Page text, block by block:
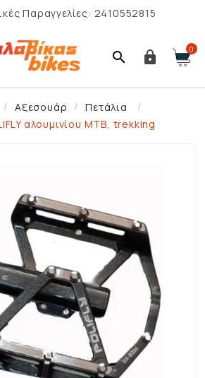
Παραγγελίες: 2410552815
  0
Αξεσουάρ
Πετάλια
αλουμινίου ΜΤB, trekking